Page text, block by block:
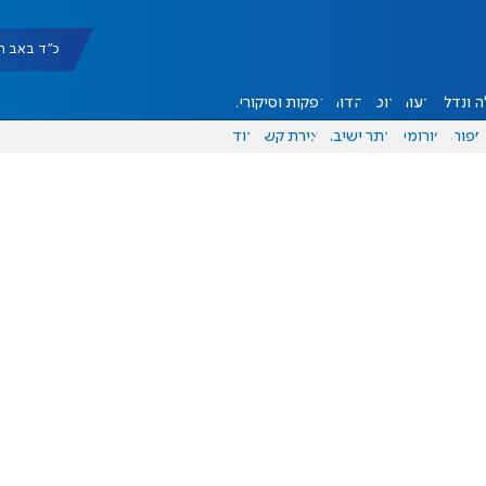
כ"ד באב תשפ"ו
ונדל"ן דעות אוכל יהדות הפקות וסיקורים
ספורט פורומים אתר ישיבה יצירת קשר עוד